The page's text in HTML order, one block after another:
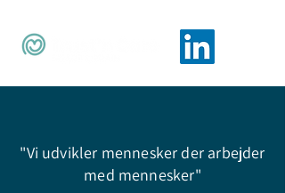
"Vi udvikler mennesker der arbejder
med mennesker"